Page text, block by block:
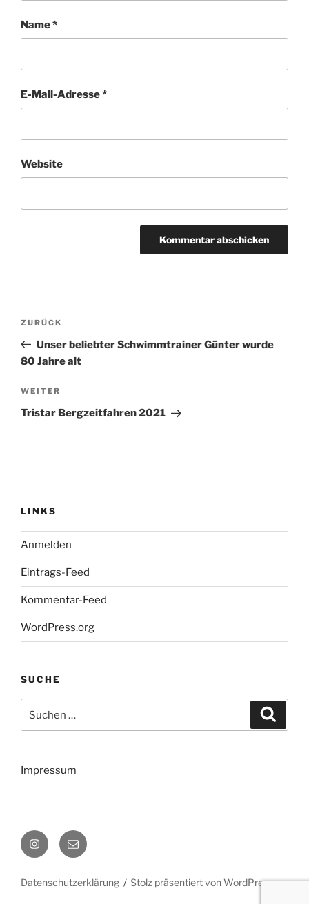
Name*
E-Mail-Adresse*
Website
Beitragsnavigation
Vorheriger
Beitrag
ZURÜCK
Unser beliebter Schwimmtrainer Günter wurde
80 Jahre alt
Nächster
Beitrag
WEITER
Tristar Bergzeitfahren 2021
LINKS
Anmelden
Eintrags-Feed
Kommentar-Feed
WordPress.org
SUCHE
nach:
Impressum
InstagramEmail
Datenschutzerklärung Stolz präsentiert von WordPress